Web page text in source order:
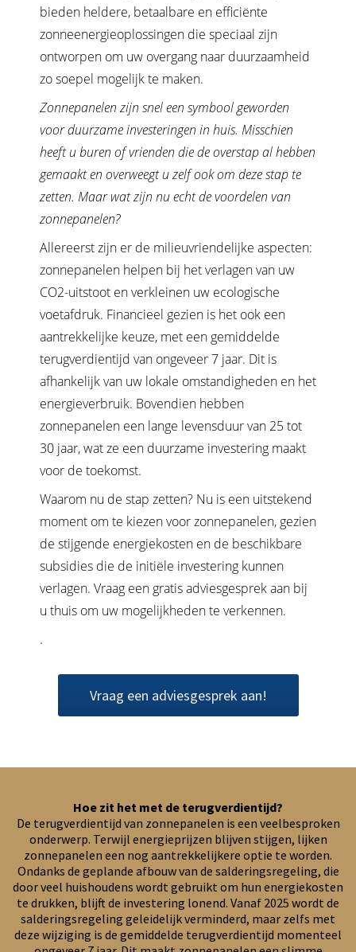
bieden heldere, betaalbare en efficiënte
zonneenergieoplossingen die speciaal zijn
ontworpen om uw overgang naar duurzaamheid
zo soepel mogelijk te maken.
Zonnepanelen zijn snel een symbool geworden
voor duurzame investeringen in huis. Misschien
heeft u buren of vrienden die de overstap al hebben
gemaakt en overweegt u zelf ook om deze stap te
zetten. Maar wat zijn nu echt de voordelen van
zonnepanelen?
Allereerst zijn er de milieuvriendelijke aspecten:
zonnepanelen helpen bij het verlagen van uw
CO2-uitstoot en verkleinen uw ecologische
voetafdruk. Financieel gezien is het ook een
aantrekkelijke keuze, met een gemiddelde
terugverdientijd van ongeveer 7 jaar. Dit is
afhankelijk van uw lokale omstandigheden en het
energieverbruik. Bovendien hebben
zonnepanelen een lange levensduur van 25 tot
30 jaar, wat ze een duurzame investering maakt
voor de toekomst.
Waarom nu de stap zetten? Nu is een uitstekend
moment om te kiezen voor zonnepanelen, gezien
de stijgende energiekosten en de beschikbare
subsidies die de initiële investering kunnen
verlagen. Vraag een gratis adviesgesprek aan bij
u thuis om uw mogelijkheden te verkennen.
.
Vraag een adviesgesprek aan!
Hoe zit het met de terugverdientijd?
De terugverdientijd van zonnepanelen is een veelbesproken
onderwerp. Terwijl energieprijzen blijven stijgen, lijken
zonnepanelen een nog aantrekkelijkere optie te worden.
Ondanks de geplande afbouw van de salderingsregeling, die
door veel huishoudens wordt gebruikt om hun energiekosten
te drukken, blijft de investering lonend. Vanaf 2025 wordt de
salderingsregeling geleidelijk verminderd, maar zelfs met
deze wijziging is de gemiddelde terugverdientijd momenteel